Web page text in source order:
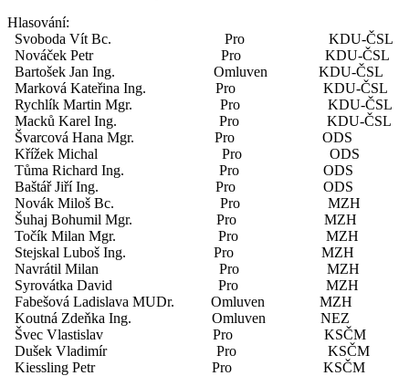
Hlasování:
Svoboda Vít Bc. Pro KDU-ČSL
Nováček Petr Pro KDU-ČSL
Bartošek Jan Ing. Omluven KDU-ČSL
Marková Kateřina Ing. Pro KDU-ČSL
Rychlík Martin Mgr. Pro KDU-ČSL
Macků Karel Ing. Pro KDU-ČSL
Švarcová Hana Mgr. Pro ODS
Křížek Michal Pro ODS
Tůma Richard Ing. Pro ODS
Baštář Jiří Ing. Pro ODS
Novák Miloš Bc. Pro MZH
Šuhaj Bohumil Mgr. Pro MZH
Točík Milan Mgr. Pro MZH
Stejskal Luboš Ing. Pro MZH
Navrátil Milan Pro MZH
Syrovátka David Pro MZH
Fabešová Ladislava MUDr. Omluven MZH
Koutná Zdeňka Ing. Omluven NEZ
Švec Vlastislav Pro KSČM
Dušek Vladimír Pro KSČM
Kiessling Petr Pro KSČM